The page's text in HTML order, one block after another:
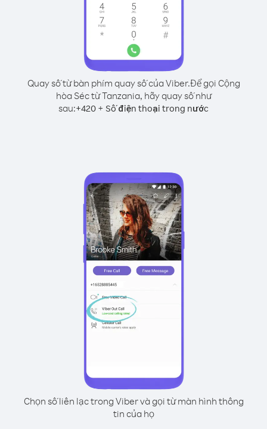
Quay số từ bàn phím quay số của Viber.Để gọi Cộng
hòa Séc từ Tanzania, hãy quay số như
sau:+420 + Số điện thoại trong nước
Chọn số liên lạc trong Viber và gọi từ màn hình thông
tin của họ